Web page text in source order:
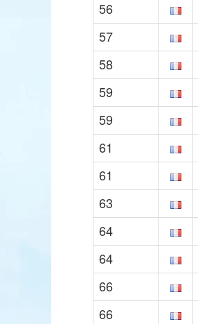
56
57
58
59
59
61
61
63
64
64
66
66